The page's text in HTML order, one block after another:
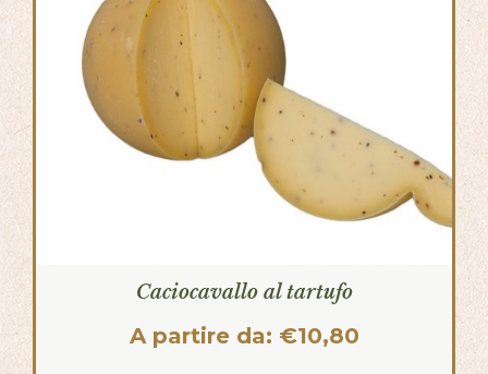
Caciocavallo al tartufo
A partire da: €10,80